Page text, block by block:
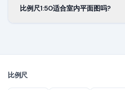
系数。实际长度 × 0.02 = 图上
比例尺1:50适合室内平面图吗?
栋建筑更适合1:100，施工详图
比例尺